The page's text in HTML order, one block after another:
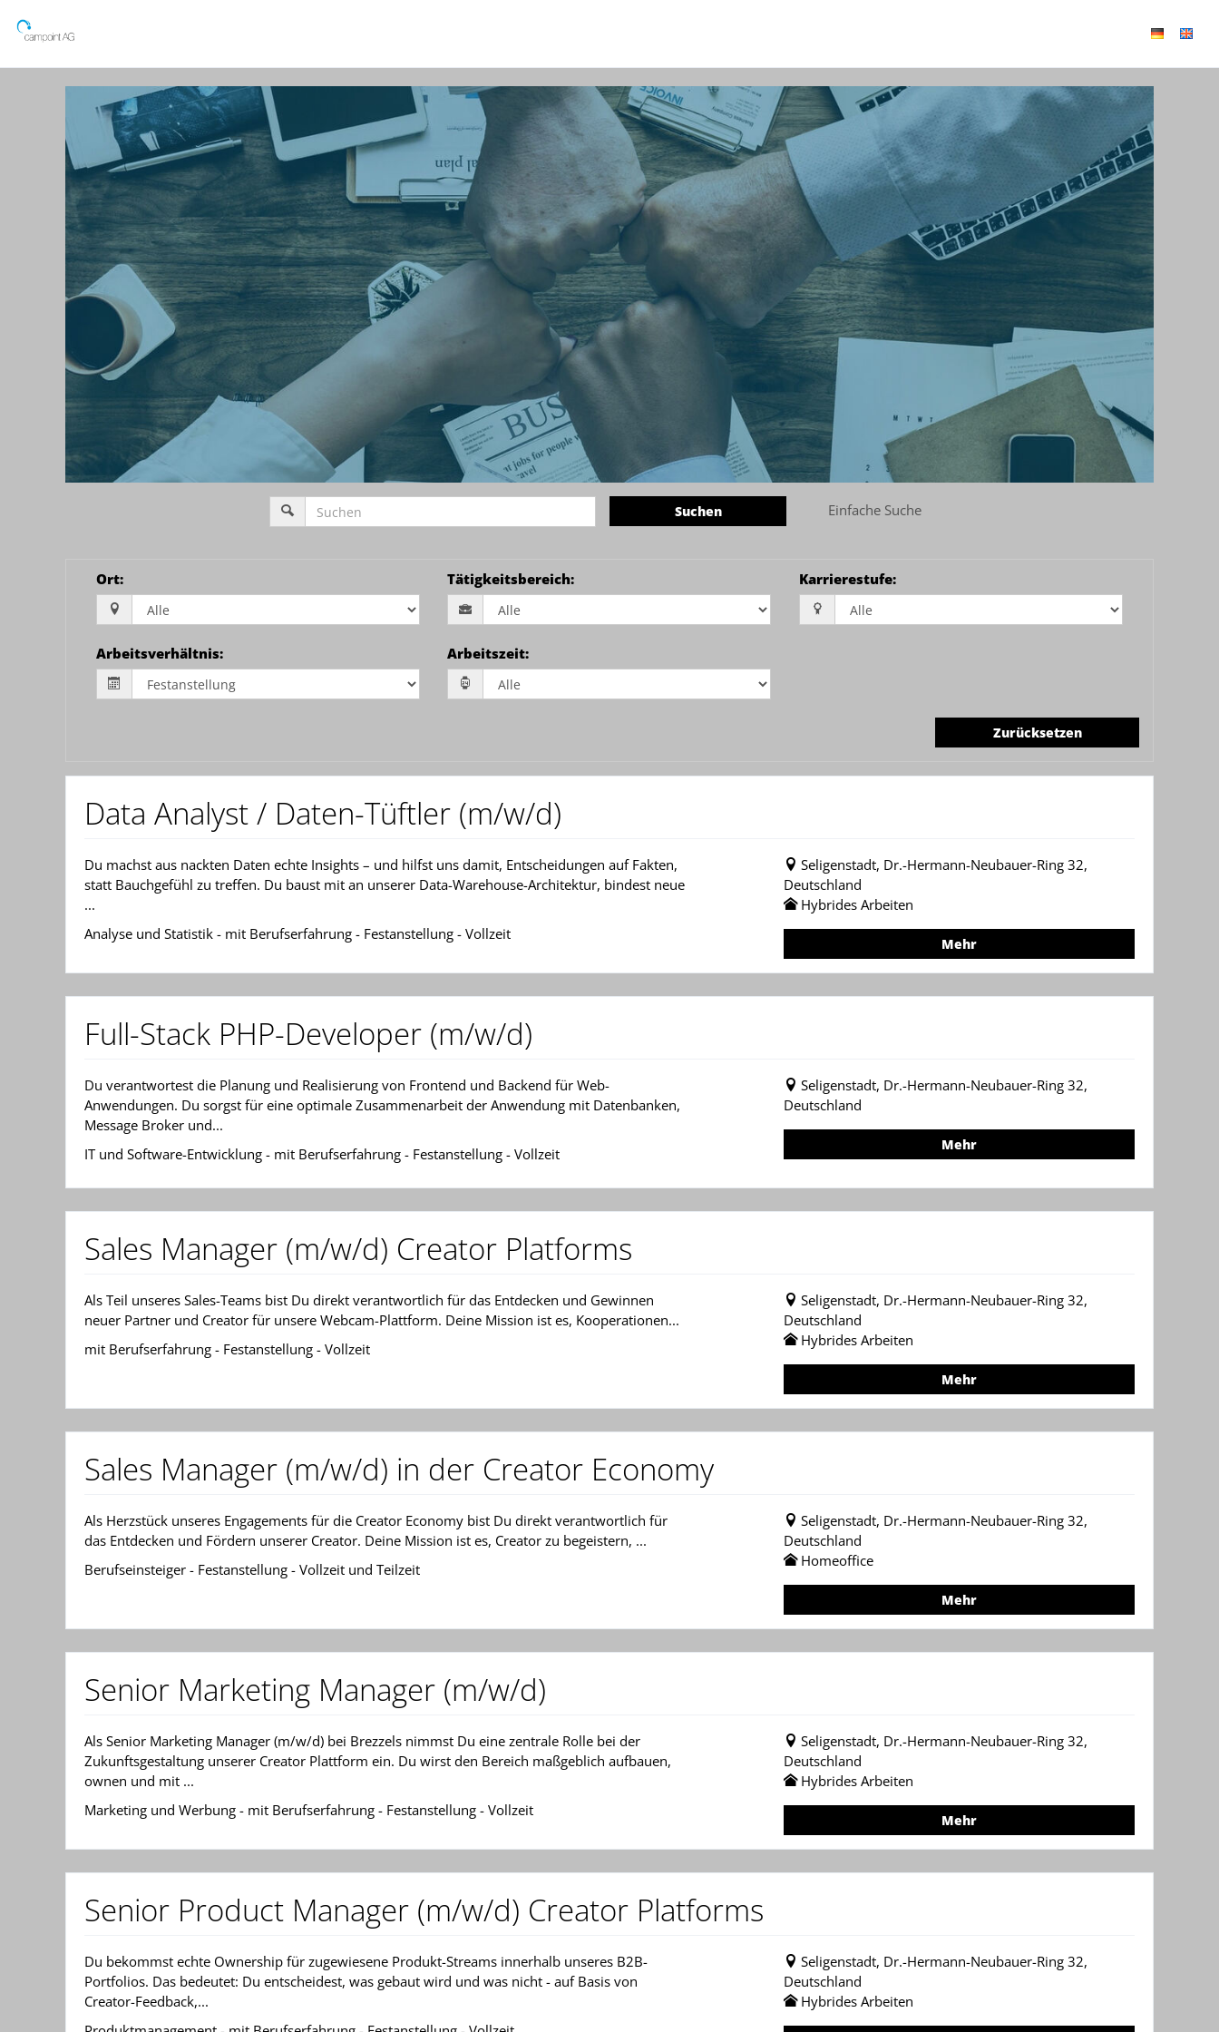
Suchen Einfache Suche
Ort: Tätigkeitsbereich: Karrierestufe:
Arbeitsverhältnis: Arbeitszeit:
Zurücksetzen
Data Analyst / Daten-Tüftler (m/w/d)
Du machst aus nackten Daten echte Insights – und hilfst uns damit, Entscheidungen auf Fakten,
statt Bauchgefühl zu treffen. Du baust mit an unserer Data-Warehouse-Architektur, bindest neue
...
Analyse und Statistik - mit Berufserfahrung - Festanstellung - Vollzeit
Seligenstadt, Dr.-Hermann-Neubauer-Ring 32,
Deutschland
Hybrides Arbeiten
Mehr
Full-Stack PHP-Developer (m/w/d)
Du verantwortest die Planung und Realisierung von Frontend und Backend für Web-
Anwendungen. Du sorgst für eine optimale Zusammenarbeit der Anwendung mit Datenbanken,
Message Broker und...
IT und Software-Entwicklung - mit Berufserfahrung - Festanstellung - Vollzeit
Seligenstadt, Dr.-Hermann-Neubauer-Ring 32,
Deutschland
Mehr
Sales Manager (m/w/d) Creator Platforms
Als Teil unseres Sales-Teams bist Du direkt verantwortlich für das Entdecken und Gewinnen
neuer Partner und Creator für unsere Webcam-Plattform. Deine Mission ist es, Kooperationen...
mit Berufserfahrung - Festanstellung - Vollzeit
Seligenstadt, Dr.-Hermann-Neubauer-Ring 32,
Deutschland
Hybrides Arbeiten
Mehr
Sales Manager (m/w/d) in der Creator Economy
Als Herzstück unseres Engagements für die Creator Economy bist Du direkt verantwortlich für
das Entdecken und Fördern unserer Creator. Deine Mission ist es, Creator zu begeistern, ...
Berufseinsteiger - Festanstellung - Vollzeit und Teilzeit
Seligenstadt, Dr.-Hermann-Neubauer-Ring 32,
Deutschland
Homeoffice
Mehr
Senior Marketing Manager (m/w/d)
Als Senior Marketing Manager (m/w/d) bei Brezzels nimmst Du eine zentrale Rolle bei der
Zukunftsgestaltung unserer Creator Plattform ein. Du wirst den Bereich maßgeblich aufbauen,
ownen und mit ...
Marketing und Werbung - mit Berufserfahrung - Festanstellung - Vollzeit
Seligenstadt, Dr.-Hermann-Neubauer-Ring 32,
Deutschland
Hybrides Arbeiten
Mehr
Senior Product Manager (m/w/d) Creator Platforms
Du bekommst echte Ownership für zugewiesene Produkt-Streams innerhalb unseres B2B-
Portfolios. Das bedeutet: Du entscheidest, was gebaut wird und was nicht - auf Basis von
Creator-Feedback,...
Seligenstadt, Dr.-Hermann-Neubauer-Ring 32,
Deutschland
Hybrides Arbeiten